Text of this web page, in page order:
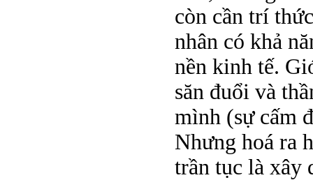
còn cần trí
nhân có khả
nền kinh tế.
săn đuổi và
mình (sự cấm
Nhưng hoá ra
trần tục là xây